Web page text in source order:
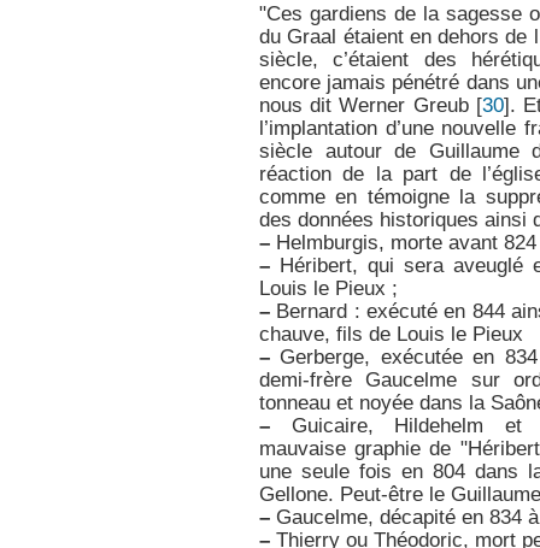
"Ces gardiens de la sagesse
du Graal étaient en dehors de
siècle, c’étaient des
encore jamais pénétré dans
nous dit Werner Greub[30].
l’implantation d’une nouvelle
siècle autour de Guillaume
réaction de la part de
comme en témoigne la
des données historiques ainsi
–Helmburgis, morte avant
–Héribert, qui sera aveuglé
Louis le Pieux ;
–Bernard : exécuté en 844
chauve, fils de Louis le Pieux
–Gerberge, exécutée en
demi-frère Gaucelme sur
tonneau et noyée dans la
–Guicaire, Hildehelm et
mauvaise graphie de
une seule fois en 804 dans
Gellone. Peut-être le
–Gaucelme, décapité en 834
–Thierry ou Théodoric, mort